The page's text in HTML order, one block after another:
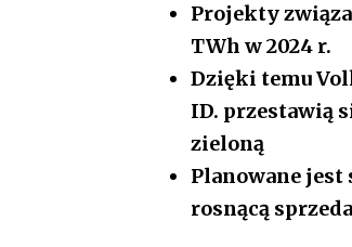
Projekty
TWh w 2024 r.
Dzięki temu
ID. przestawią
zieloną
Planowane
rosnącą